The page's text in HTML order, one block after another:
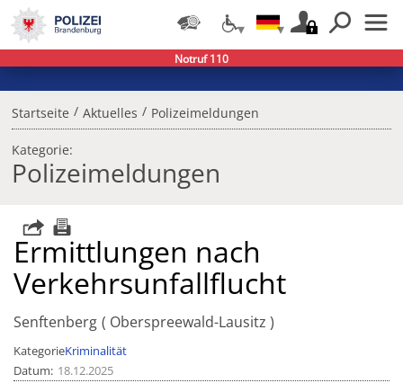
Startseite / Aktuelles / Polizeimeldungen
Kategorie:
Polizeimeldungen
Ermittlungen nach
Verkehrsunfallflucht
Senftenberg Oberspreewald-Lausitz
KategorieKriminalität
Datum 18.12.2025
Notruf 110